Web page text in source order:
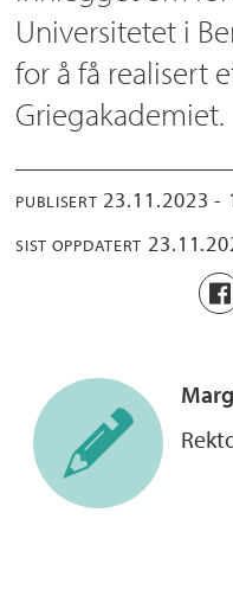
Universitetet i
for å få realisert
Griegakademiet.
PUBLISERT 23.11.2023 -
SIST OPPDATERT